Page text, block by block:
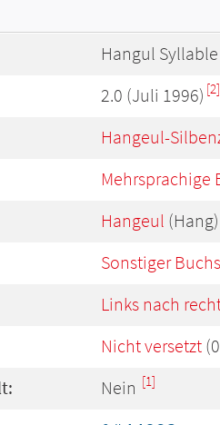
Hangul Syllable
2.0 (Juli 1996) [2]
Hangeul-
Mehrsprachige
Hangeul (Hang)
Sonstiger
Links nach
Nicht versetzt
Nein [1]